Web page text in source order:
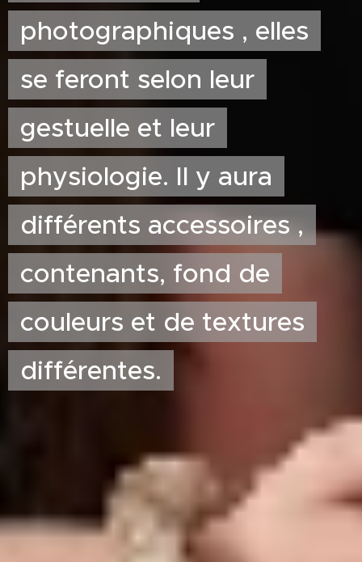
photographiques , elles
se feront selon leur
gestuelle et leur
physiologie. Il y aura
différents accessoires ,
contenants, fond de
couleurs et de textures
différentes.